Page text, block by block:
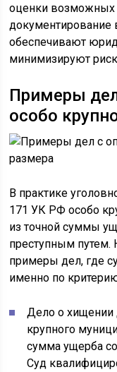
оценки возможных
документирование
обеспечивают
минимизируют
Примеры
особо
В практике
171 УК РФ особо
из точной суммы
преступным
примеры дел, где
именно по
Дело о
крупного
сумма ущерба
Суд